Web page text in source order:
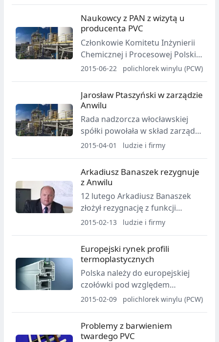
Naukowcy z PAN z wizytą u
producenta PVC
Członkowie Komitetu Inżynierii
Chemicznej i Procesowej Polskiej
Akademii Nauk przed dwa dni
2015-06-22 polichlorek winylu (PCW)
Jarosław Ptaszyński w zarządzie
Anwilu
Rada nadzorcza włocławskiej
spółki powołała w skład zarządu
Jarosława Ptaszyńskiego.
2015-04-01 ludzie i firmy
Arkadiusz Banaszek rezygnuje
z Anwilu
12 lutego Arkadiusz Banaszek
złożył rezygnację z funkcji
członka zarządu spółki Anwil SA.
2015-02-13 ludzie i firmy
Europejski rynek profili
termoplastycznych
Polska należy do europejskiej
czołówki pod względem
produkcji profili PVC i popytu na
2015-02-09 polichlorek winylu (PCW)
Problemy z barwieniem
twardego PVC